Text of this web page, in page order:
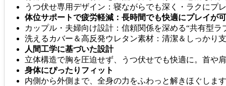
うつ伏せ専用デザイン：寝ながらでも深く・ラクにプ
体位サポートで疲労軽減：長時間でも快適にプレイが
カップル・夫婦向け設計：信頼関係を深める“共有型ラ
洗えるカバー＆高反発ウレタン素材：清潔＆しっかり
人間工学に基づいた設計
立体構造で胸を圧迫せず、うつ伏せでも快適に。首や
身体にぴったりフィット
内側から外側まで、全身の力をふわっと解きほぐしま